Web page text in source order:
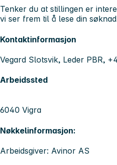
Tenker du at stillingen er
vi ser frem til å lese din
Kontaktinformasjon
Vegard Slotsvik, Leder PBR,
Arbeidssted
6040 Vigra
Nøkkelinformasjon:
Arbeidsgiver: Avinor AS